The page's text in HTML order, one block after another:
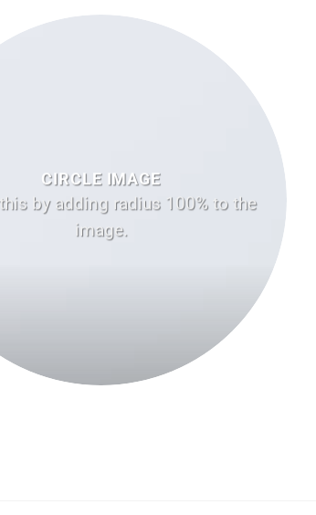
CIRCLE IMAGE
by adding radius 100% to the
image.